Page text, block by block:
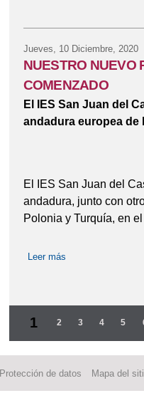
Jueves, 10 Diciembre, 2020
NUESTRO NUEVO
COMENZADO
El IES San Juan del
andadura europea de
El IES San Juan del
andadura, junto con
Polonia y Turquía, en
Leer más
Páginas
1 2 3 4 5
Protección de datos Mapa del